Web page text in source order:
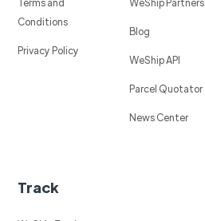
Conditions
Privacy Policy
Blog
WeShip API
Parcel Quotator
News Center
Track